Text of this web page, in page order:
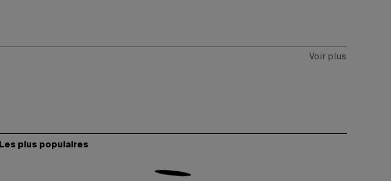
Voir plus
Les plus populaires